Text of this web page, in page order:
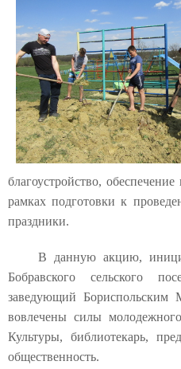
благоустройство,
рамках подготовки к
праздники.
В данную акцию,
Бобравского сельского
заведующий
вовлечены силы
Культуры, библиотекарь,
общественность.